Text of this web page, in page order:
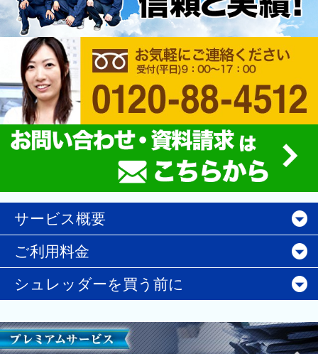
サービス概要
ご利用料金
シュレッダーを買う前に